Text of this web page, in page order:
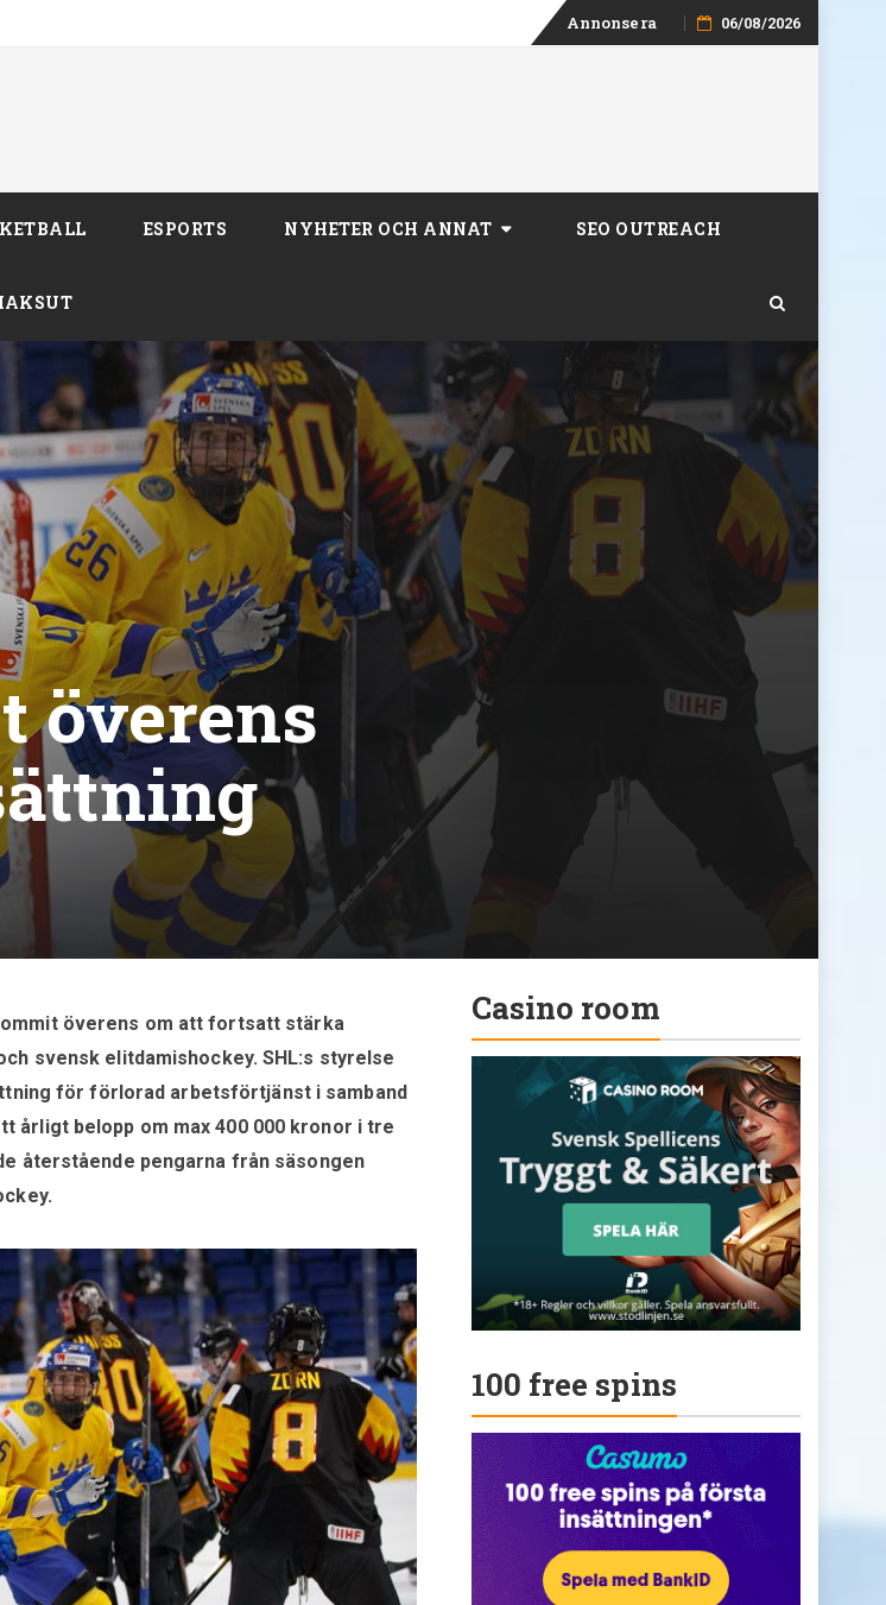
SkipAnnonsera 06/08/2026
ESPORTS NYHETER OCH ANNAT SEO OUTREACH
överens
överens om att fortsatt stärka
svensk elitdamishockey. SHL:s styrelse
för förlorad arbetsförtjänst i samband
årligt belopp om max 400 000 kronor i tre
återstående pengarna från säsongen
Casino room
100 free spins